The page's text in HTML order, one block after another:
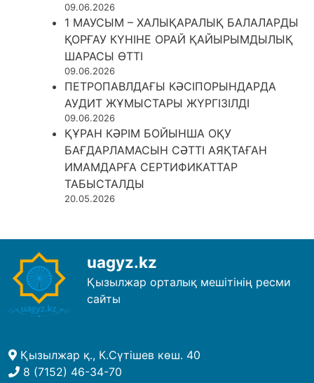
09.06.2026
1 МАУСЫМ – ХАЛЫҚАРАЛЫҚ БАЛАЛАРДЫ
ҚОРҒАУ КҮНІНЕ ОРАЙ ҚАЙЫРЫМДЫЛЫҚ
ШАРАСЫ ӨТТІ
09.06.2026
ПЕТРОПАВЛДАҒЫ КӘСІПОРЫНДАРДА
АУДИТ ЖҰМЫСТАРЫ ЖҮРГІЗІЛДІ
09.06.2026
ҚҰРАН КӘРІМ БОЙЫНША ОҚУ
БАҒДАРЛАМАСЫН СӘТТІ АЯҚТАҒАН
ИМАМДАРҒА СЕРТИФИКАТТАР
ТАБЫСТАЛДЫ
20.05.2026
uagyz.kz
Қызылжар орталық мешітінің ресми
сайты
Қызылжар қ., К.Сүтішев көш. 40
8 (7152) 46-34-70